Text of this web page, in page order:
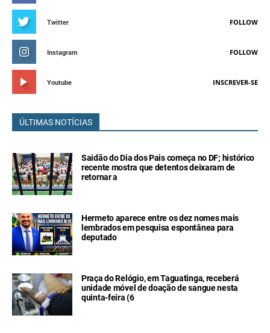
Twitter FOLLOW
Instagram FOLLOW
Youtube INSCREVER-SE
ÚLTIMAS NOTÍCIAS
Saidão do Dia dos Pais começa no DF; histórico
recente mostra que detentos deixaram de
retornar a
Hermeto aparece entre os dez nomes mais
lembrados em pesquisa espontânea para
deputado
Praça do Relógio, em Taguatinga, receberá
unidade móvel de doação de sangue nesta
quinta-feira (6